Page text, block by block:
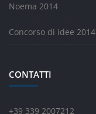
Noema 2014
Concorso di idee 2014
CONTATTI
+39 339 2007212